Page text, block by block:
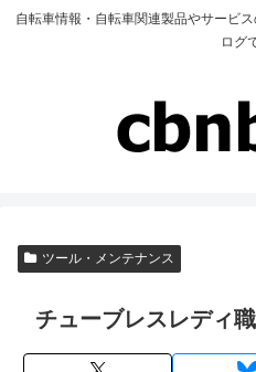
自転車情報・自転車関連製品やサービ
ログ
ツール・メンテナンス
チューブレスレディ